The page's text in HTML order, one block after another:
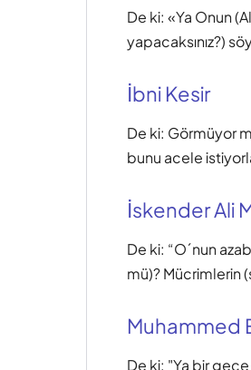
De ki: «Ya Onun
yapacaksınız?)
İbni Kesir
De ki: Görmüyor
bunu acele
İskender Ali
De ki: “O´nun
mü)? Mücrimlerin
Muhammed
De ki: "Ya bir